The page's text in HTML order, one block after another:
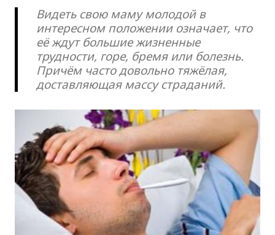
Видеть свою маму молодой в
интересном положении означает, что
её ждут большие жизненные
трудности, горе, бремя или болезнь.
Причём часто довольно тяжёлая,
доставляющая массу страданий.